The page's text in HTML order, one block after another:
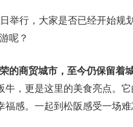
举行，大家是否已经开始规
呢？
的商贸城市，至今仍保留着
牛，更是这里的美食亮点。
感。一起到松阪感受一场难